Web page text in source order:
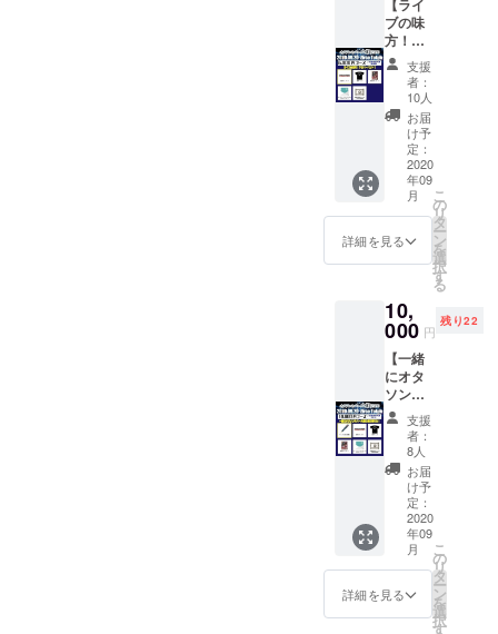
・セイ
クリッ
ドヘキ
サゴン
よりお
礼の
メッ
セージ
・支援
者限定
打ち上
げ生放
送 視
聴権 ＊
細は本
文を参
【ライ
ブの味
方！？
ラバー
バンド
コー
ス】 ・
オタソ
ンカ
バー大
戦2020
限定ラ
バーバ
ンド(2
個1セッ
カバー
大戦
2020 限
定Tシャ
ツ ・オ
タソン
カバー
大戦
2020 限
定ポス
トカー
ド ・セ
イク
リッド
ヘキサ
ゴンよ
りお礼
支援
者：
10人
お届
け予
定：
2020
年09
月
詳細を見る
こ
の
リ
タ
ー
ン
を
選
択
す
る
10,
000 円
残り22
【一緒
にオタ
ソンカ
バー大
戦に名
を刻も
う！
コー
ス】 ・
オタソ
ンカ
バー大
戦2020
限定T
シャツ
支援
者：
8人
お届
け予
定：
2020
年09
月
詳細を見る
こ
の
リ
タ
ー
ン
を
選
択
す